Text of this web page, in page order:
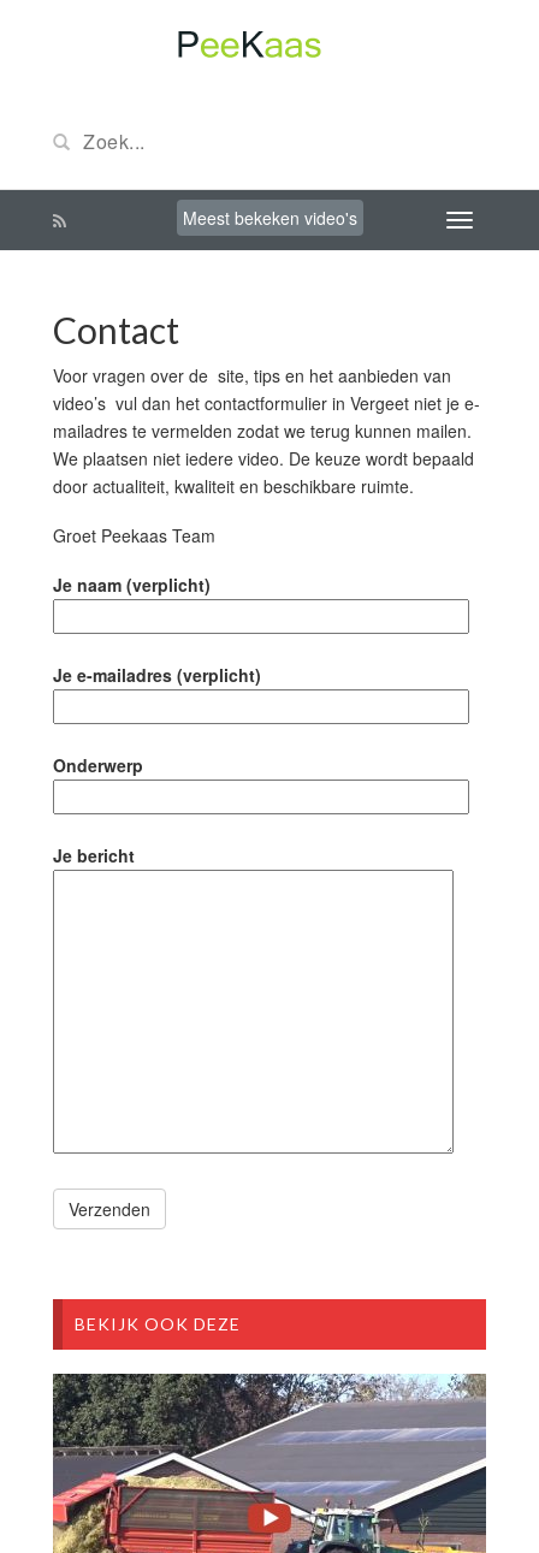
Meest bekeken video's
Contact
Voor vragen over de site, tips en het aanbieden van
video’s vul dan het contactformulier in Vergeet niet je e-
mailadres te vermelden zodat we terug kunnen mailen.
We plaatsen niet iedere video. De keuze wordt bepaald
door actualiteit, kwaliteit en beschikbare ruimte.
Groet Peekaas Team
Je naam (verplicht)
Je e-mailadres (verplicht)
Onderwerp
Je bericht
BEKIJK OOK DEZE